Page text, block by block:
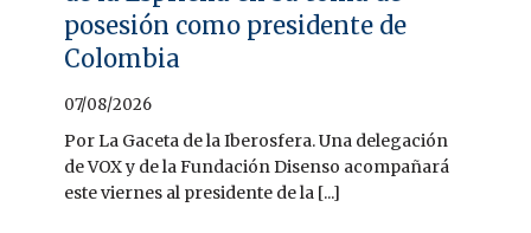
posesión como presidente de
Colombia
07/08/2026
Por La Gaceta de la Iberosfera. Una delegación
de VOX y de la Fundación Disenso acompañará
este viernes al presidente de la [...]